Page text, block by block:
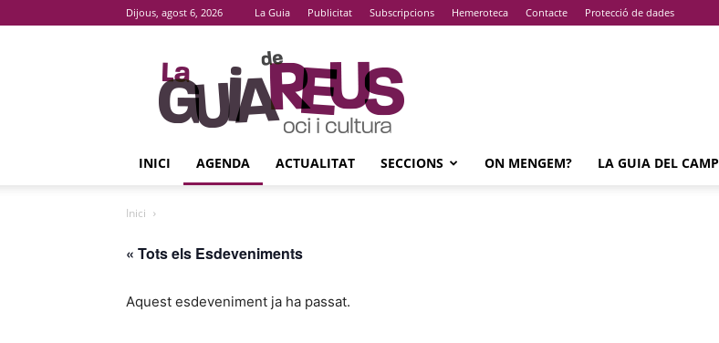
Dijous, agost 6, 2026 La Guia Publicitat Subscripcions Hemeroteca Contacte Protecció de dades
La
Guia
De
Reus
INICI AGENDA ACTUALITAT SECCIONS ON MENGEM? LA GUIA DEL CAMP
Inici
« Tots els Esdeveniments
Aquest esdeveniment ja ha passat.